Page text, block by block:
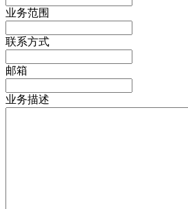
业务范围
联系方式
邮箱
业务描述